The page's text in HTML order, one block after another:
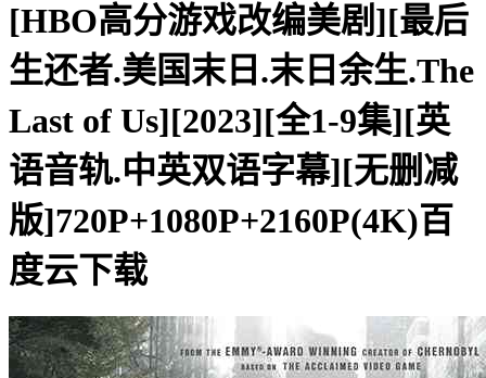
[HBO高分游戏改编美剧][最后
生还者.美国末日.末日余生.The
Last of Us][2023][全1-9集][英
语音轨.中英双语字幕][无删减
版]720P+1080P+2160P(4K)百
度云下载